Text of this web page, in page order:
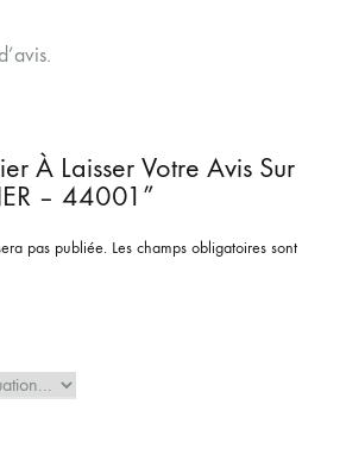
À Laisser Votre Avis Sur
– 44001”
pas publiée. Les champs obligatoires sont